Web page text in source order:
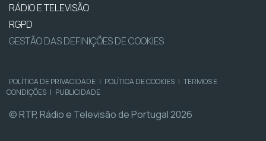
RÁDIO E TELEVISÃO
RGPD
GESTÃO DAS DEFINIÇÕES DE COOKIES
POLÍTICA DE PRIVACIDADE | POLÍTICA DE COOKIES | TERMOS E
CONDIÇÕES | PUBLICIDADE
© RTP, Rádio e Televisão de Portugal 2026